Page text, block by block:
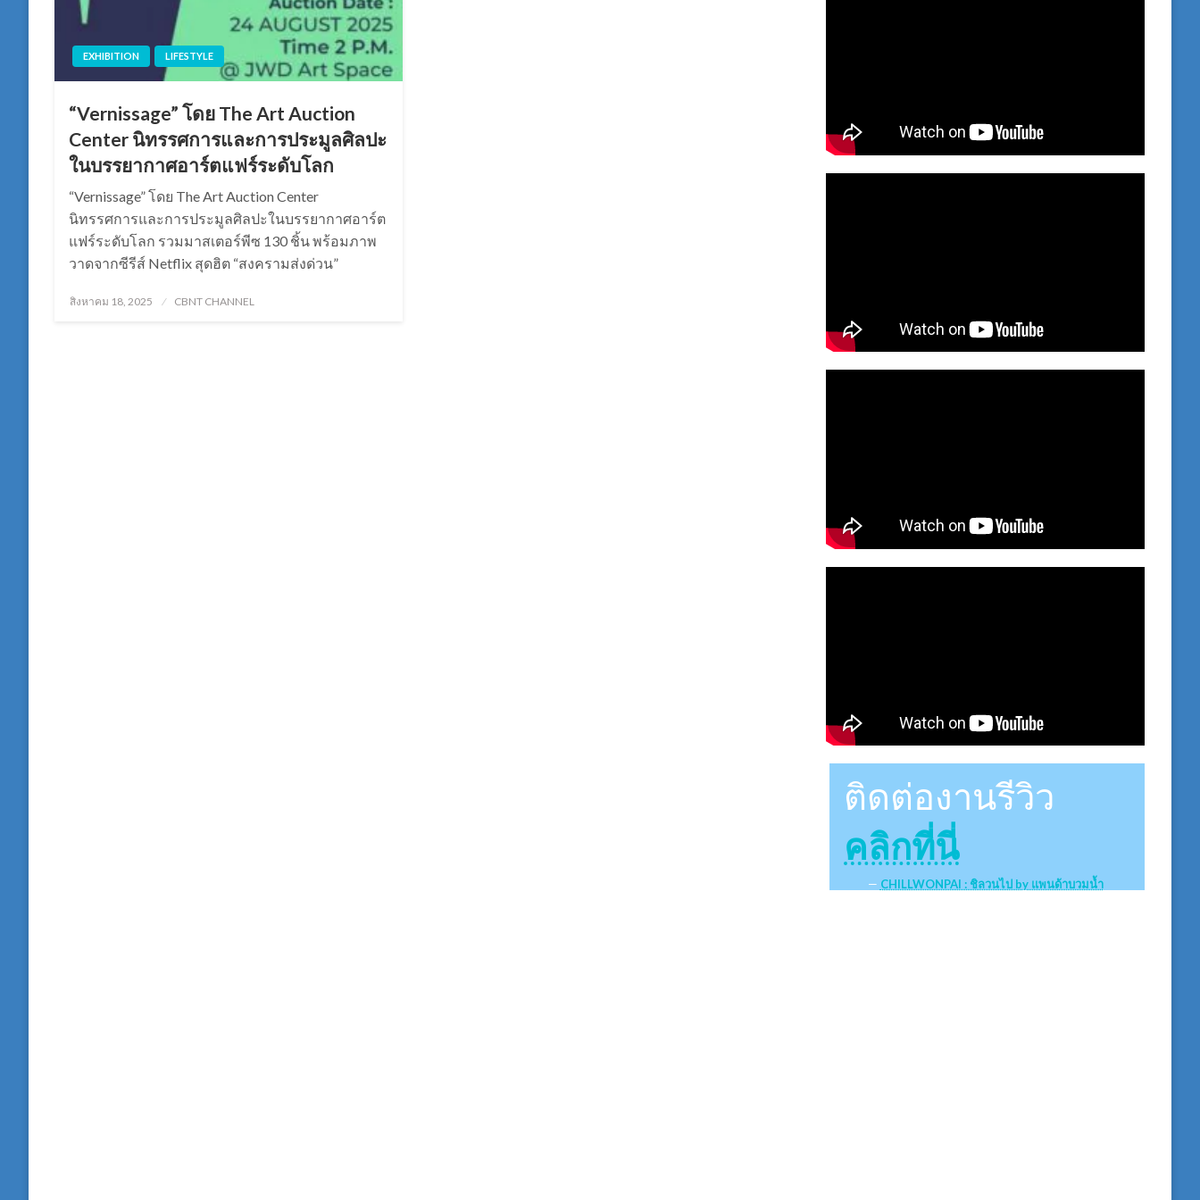
EXHIBITION LIFESTYLE
“Vernissage” โดย The Art Auction
Center นิทรรศการและการประมูลศิลปะ
ในบรรยากาศอาร์ตแฟร์ระดับโลก
“Vernissage” โดย The Art Auction Center
นิทรรศการและการประมูลศิลปะในบรรยากาศอาร์ต
แฟร์ระดับโลก รวมมาสเตอร์พีซ 130 ชิ้น พร้อมภาพ
วาดจากซีรีส์ Netflix สุดฮิต “สงครามส่งด่วน”
Posted
สิงหาคม 18, 2025 CBNT CHANNEL
ติดต่องานรีวิว
คลิกที่นี่
CHILLWONPAI : ชิลวนไป by แพนด้าบวมน้ำ